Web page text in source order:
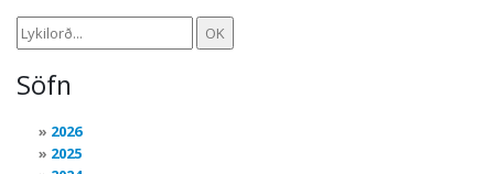
Söfn
2026
2025